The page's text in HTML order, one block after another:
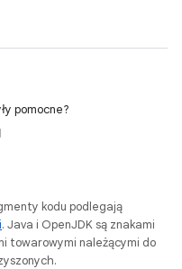
pomocne?
kodu podlegają
. Java i OpenJDK są znakami
towarowymi należącymi do